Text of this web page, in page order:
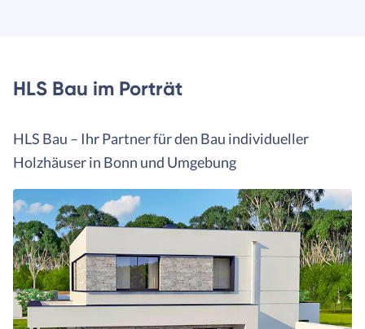
HLS Bau im Porträt
HLS Bau – Ihr Partner für den Bau individueller
Holzhäuser in Bonn und Umgebung